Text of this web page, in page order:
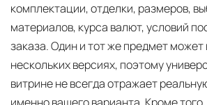
комплектации, отделки, размеров,
материалов, курса валют, условий
заказа. Один и тот же предмет может
нескольких версиях, поэтому
витрине не всегда отражает